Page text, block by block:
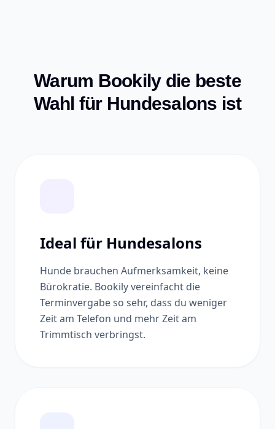
Warum Bookily die beste
Wahl für Hundesalons ist
Ideal für Hundesalons
Hunde brauchen Aufmerksamkeit, keine
Bürokratie. Bookily vereinfacht die
Terminvergabe so sehr, dass du weniger
Zeit am Telefon und mehr Zeit am
Trimmtisch verbringst.